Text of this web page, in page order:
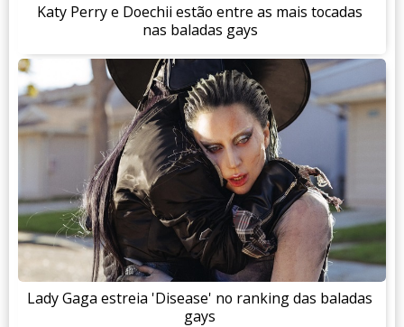
Katy Perry e Doechii estão entre as mais tocadas
nas baladas gays
Lady Gaga estreia 'Disease' no ranking das baladas
gays